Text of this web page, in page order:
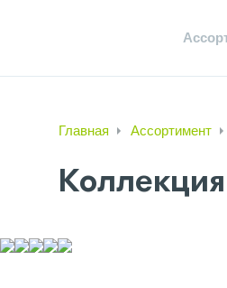
Главная Ассортимент